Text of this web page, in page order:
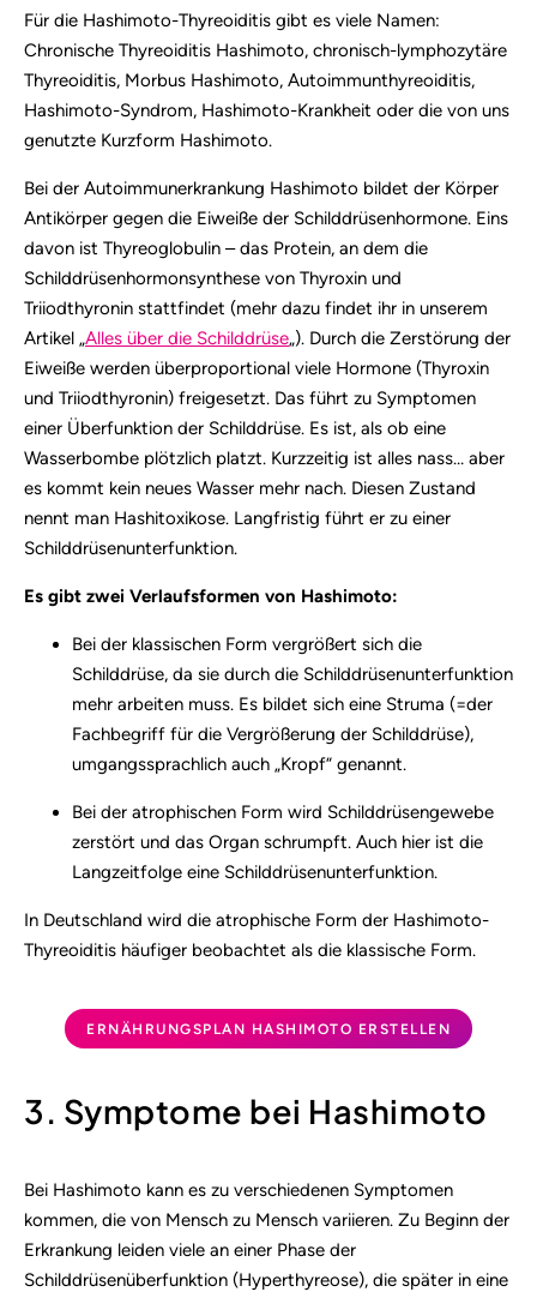
Für die Hashimoto-Thyreoiditis gibt es viele Namen:
Chronische Thyreoiditis Hashimoto, chronisch-lymphozytäre
Thyreoiditis, Morbus Hashimoto, Autoimmunthyreoiditis,
Hashimoto-Syndrom, Hashimoto-Krankheit oder die von uns
genutzte Kurzform Hashimoto.
Bei der Autoimmunerkrankung Hashimoto bildet der Körper
Antikörper gegen die Eiweiße der Schilddrüsenhormone. Eins
davon ist Thyreoglobulin – das Protein, an dem die
Schilddrüsenhormonsynthese von Thyroxin und
Triiodthyronin stattfindet (mehr dazu findet ihr in unserem
Artikel „Alles über die Schilddrüse„). Durch die Zerstörung der
Eiweiße werden überproportional viele Hormone (Thyroxin
und Triiodthyronin) freigesetzt. Das führt zu Symptomen
einer Überfunktion der Schilddrüse. Es ist, als ob eine
Wasserbombe plötzlich platzt. Kurzzeitig ist alles nass… aber
es kommt kein neues Wasser mehr nach. Diesen Zustand
nennt man Hashitoxikose. Langfristig führt er zu einer
Schilddrüsenunterfunktion.
Es gibt zwei Verlaufsformen von Hashimoto:
Bei der klassischen Form vergrößert sich die
Schilddrüse, da sie durch die Schilddrüsenunterfunktion
mehr arbeiten muss. Es bildet sich eine Struma (=der
Fachbegriff für die Vergrößerung der Schilddrüse),
umgangssprachlich auch „Kropf“ genannt.
Bei der atrophischen Form wird Schilddrüsengewebe
zerstört und das Organ schrumpft. Auch hier ist die
Langzeitfolge eine Schilddrüsenunterfunktion.
In Deutschland wird die atrophische Form der Hashimoto-
Thyreoiditis häufiger beobachtet als die klassische Form.
ERNÄHRUNGSPLAN HASHIMOTO ERSTELLEN
3. Symptome bei Hashimoto
Bei Hashimoto kann es zu verschiedenen Symptomen
kommen, die von Mensch zu Mensch variieren. Zu Beginn der
Erkrankung leiden viele an einer Phase der
Schilddrüsenüberfunktion (Hyperthyreose), die später in eine